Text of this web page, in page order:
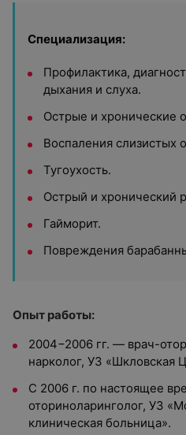
Специализация:
Профилактика,
дыхания и слуха.
Острые и хронические
Воспаления слизистых
Тугоухость.
Острый и хронический
Гайморит.
Повреждения
Опыт работы:
2004−2006 гг. — врач-
нарколог, УЗ «Шкловская
С 2006 г. по настоящее
оториноларинголог, УЗ
клиническая больница».